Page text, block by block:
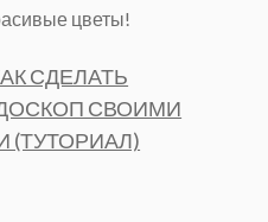
цветы!
СДЕЛАТЬ
СВОИМИ
(ТУТОРИАЛ)